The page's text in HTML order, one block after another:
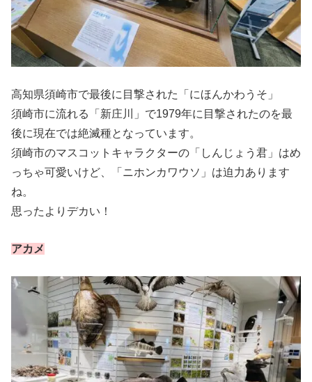
高知県須崎市で最後に目撃された「にほんかわうそ」
須崎市に流れる「新庄川」で1979年に目撃されたのを最
後に現在では絶滅種となっています。
須崎市のマスコットキャラクターの「しんじょう君」はめ
っちゃ可愛いけど、「ニホンカワウソ」は迫力あります
ね。
思ったよりデカい！
アカメ